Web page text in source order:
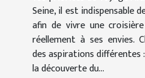
Seine, il est indispensable
afin de vivre une
réellement à ses envies.
des aspirations
la découverte du...